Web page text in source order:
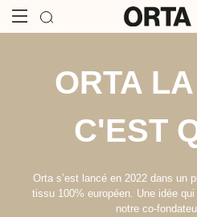
VOUS N'AVEZ AUCUNE NOTIFICATION
ORTA
C'EST
Orta s’est lancé en 2022 dans un
tissu 100% européen. Une idée
notre co-